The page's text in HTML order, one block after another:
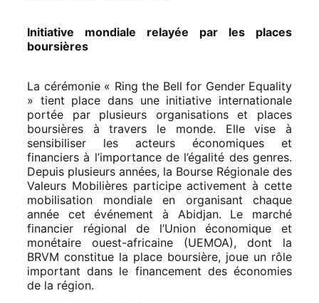
Initiative mondiale relayée par les places
boursières
La cérémonie « Ring the Bell for Gender Equality
» tient place dans une initiative internationale
portée par plusieurs organisations et places
boursières à travers le monde. Elle vise à
sensibiliser les acteurs économiques et
financiers à l’importance de l’égalité des genres.
Depuis plusieurs années, la Bourse Régionale des
Valeurs Mobilières participe activement à cette
mobilisation mondiale en organisant chaque
année cet événement à Abidjan. Le marché
financier régional de l’Union économique et
monétaire ouest-africaine (UEMOA), dont la
BRVM constitue la place boursière, joue un rôle
important dans le financement des économies
de la région.